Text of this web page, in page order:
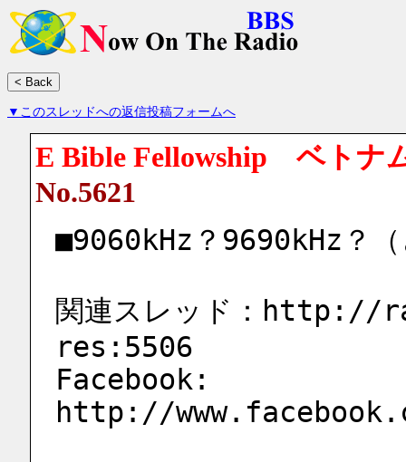
▼このスレッドへの返信投稿フォームへ
E Bible Fellowship ベトナ
No.5621
■9060kHz？9690kHz？
関連スレッド：
res:5506
Facebook:
http://